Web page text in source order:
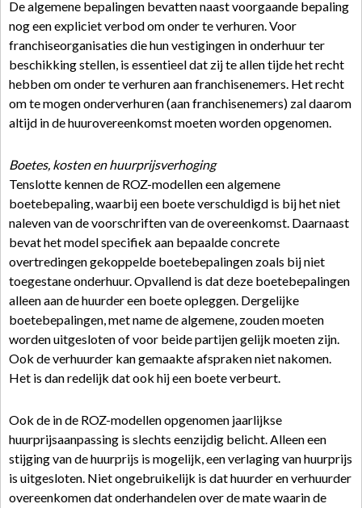
De algemene bepalingen bevatten naast voorgaande bepaling
nog een expliciet verbod om onder te verhuren. Voor
franchiseorganisaties die hun vestigingen in onderhuur ter
beschikking stellen, is essentieel dat zij te allen tijde het recht
hebben om onder te verhuren aan franchisenemers. Het recht
om te mogen onderverhuren (aan franchisenemers) zal daarom
altijd in de huurovereenkomst moeten worden opgenomen.
Boetes, kosten en huurprijsverhoging
Tenslotte kennen de ROZ-modellen een algemene
boetebepaling, waarbij een boete verschuldigd is bij het niet
naleven van de voorschriften van de overeenkomst. Daarnaast
bevat het model specifiek aan bepaalde concrete
overtredingen gekoppelde boetebepalingen zoals bij niet
toegestane onderhuur. Opvallend is dat deze boetebepalingen
alleen aan de huurder een boete opleggen. Dergelijke
boetebepalingen, met name de algemene, zouden moeten
worden uitgesloten of voor beide partijen gelijk moeten zijn.
Ook de verhuurder kan gemaakte afspraken niet nakomen.
Het is dan redelijk dat ook hij een boete verbeurt.
Ook de in de ROZ-modellen opgenomen jaarlijkse
huurprijsaanpassing is slechts eenzijdig belicht. Alleen een
stijging van de huurprijs is mogelijk, een verlaging van huurprijs
is uitgesloten. Niet ongebruikelijk is dat huurder en verhuurder
overeenkomen dat onderhandelen over de mate waarin de